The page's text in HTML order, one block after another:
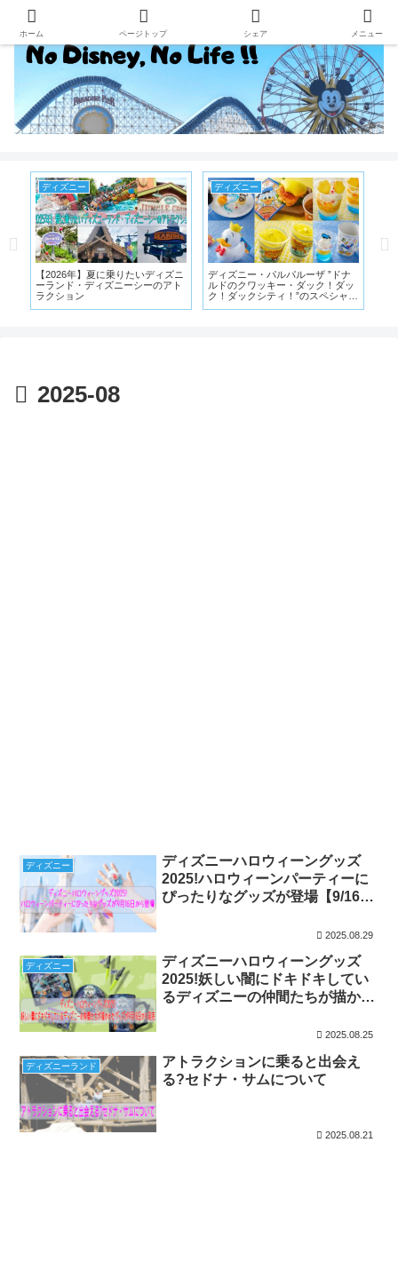
ディズニー
【2026年】夏に乗りたいディズニ
ーランド・ディズニーシーのアト
ラクション
ディズニー
ディズニー・パルパルーザ ”ドナ
ルドのクワッキー・ダック！ダッ
ク！ダックシティ！”のスペシャル
2025-08
ディズニー
ディズニーハロウィーングッズ
2025!ハロウィーンパーティーに
ぴったりなグッズが登場【9/16発
2025.08.29
ディズニー
ディズニーハロウィーングッズ
2025!妖しい闇にドキドキしてい
るディズニーの仲間たちが描かれ
2025.08.25
ディズニーランド
アトラクションに乗ると出会え
る?セドナ・サムについて
2025.08.21
ホーム ページトップ シェア メニュー